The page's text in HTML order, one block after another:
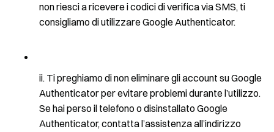
non riesci a ricevere i codici di verifica via SMS, ti
consigliamo di utilizzare Google Authenticator.
Ti preghiamo di non eliminare gli account su Google
Authenticator per evitare problemi durante l’utilizzo.
Se hai perso il telefono o disinstallato Google
Authenticator, contatta l’assistenza all’indirizzo